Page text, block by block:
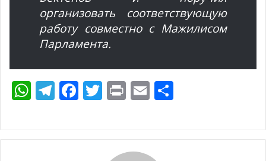
организовать соответствующую
работу совместно с Мажилисом
Парламента.
W
at
s
T
e
gr
F
e
b
T
itt
er
Pr
t
E
ai
l
п
р